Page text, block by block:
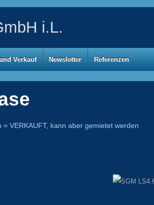
i.L.
Verkauf Newsletter Referenzen
VERKAUFT, kann aber gemietet werden